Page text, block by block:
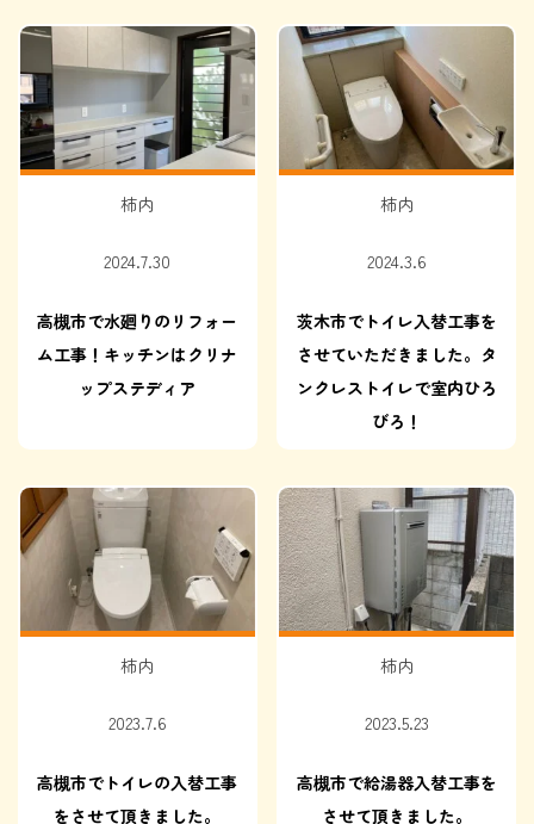
柿内
2024.7.30
高槻市で水廻りのリフォー
ム工事！キッチンはクリナ
ップステディア
柿内
2024.3.6
茨木市でトイレ入替工事を
させていただきました。タ
ンクレストイレで室内ひろ
びろ！
柿内
2023.7.6
高槻市でトイレの入替工事
をさせて頂きました。
柿内
2023.5.23
高槻市で給湯器入替工事を
させて頂きました。